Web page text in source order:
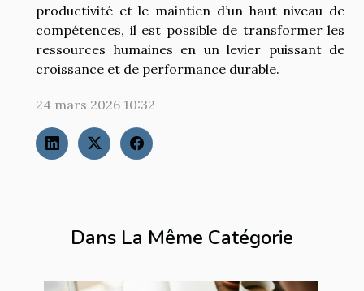
Dans La Même Catégorie
productivité et le maintien d’un haut niveau de
compétences, il est possible de transformer les
ressources humaines en un levier puissant de
croissance et de performance durable.
24 mars 2026 10:32